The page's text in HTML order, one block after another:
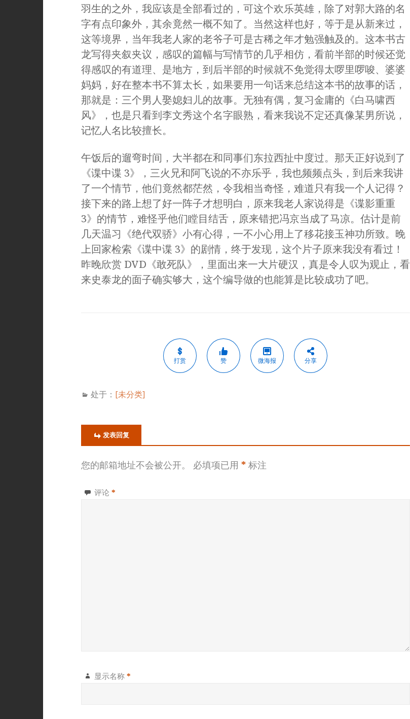
羽生的之外，我应该是全部看过的，可这个欢乐英雄，除了对郭大路的名
字有点印象外，其余竟然一概不知了。当然这样也好，等于是从新来过，
这等境界，当年我老人家的老爷子可是古稀之年才勉强触及的。这本书古
龙写得夹叙夹议，感叹的篇幅与写情节的几乎相仿，看前半部的时候还觉
得感叹的有道理、是地方，到后半部的时候就不免觉得太啰里啰唆、婆婆
妈妈，好在整本书不算太长，如果要用一句话来总结这本书的故事的话，
那就是：三个男人娶媳妇儿的故事。无独有偶，复习金庸的《白马啸西
风》，也是只看到李文秀这个名字眼熟，看来我说不定还真像某男所说，
记忆人名比较擅长。
午饭后的遛弯时间，大半都在和同事们东拉西扯中度过。那天正好说到了
《谍中谍 3》，三火兄和阿飞说的不亦乐乎，我也频频点头，到后来我讲
了一个情节，他们竟然都茫然，令我相当奇怪，难道只有我一个人记得？
接下来的路上想了好一阵子才想明白，原来我老人家说得是《谍影重重
3》的情节，难怪乎他们瞠目结舌，原来错把冯京当成了马凉。估计是前
几天温习《绝代双骄》小有心得，一不小心用上了移花接玉神功所致。晚
上回家检索《谍中谍 3》的剧情，终于发现，这个片子原来我没有看过！
昨晚欣赏 DVD《敢死队》，里面出来一大片硬汉，真是令人叹为观止，看
来史泰龙的面子确实够大，这个编导做的也能算是比较成功了吧。
打赏 赞 微海报 分享
处于： [未分类]
发表回复
您的邮箱地址不会被公开。 必填项已用 *标注
评论 *
显示名称 *